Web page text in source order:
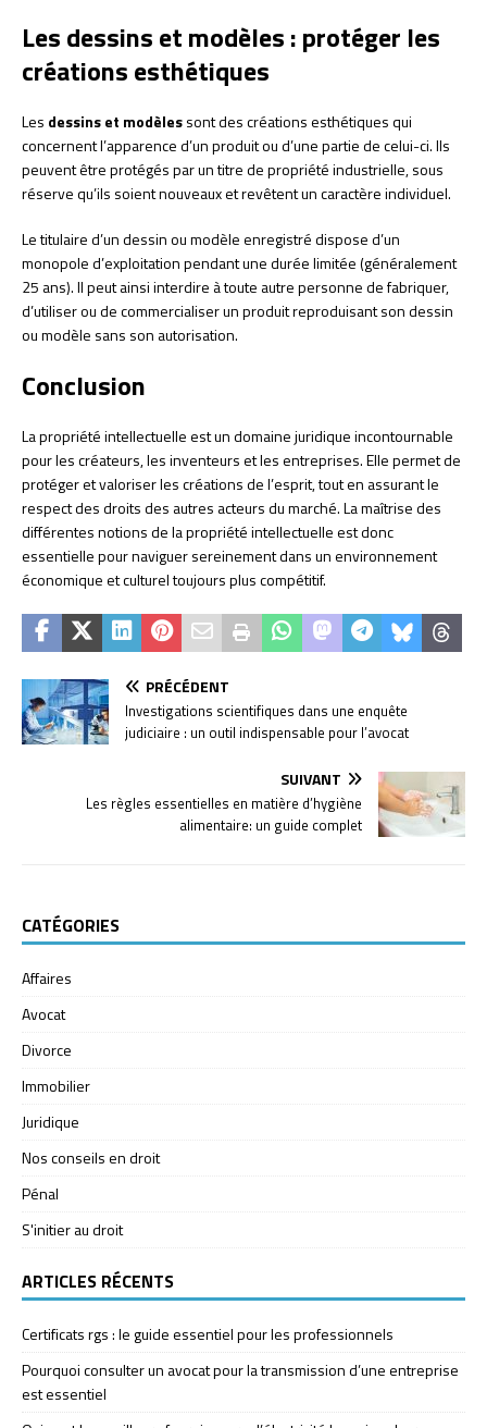
Les dessins et modèles : protéger les
créations esthétiques
Les dessins et modèlessont des créations esthétiques qui
concernent l’apparence d’un produit ou d’une partie de celui-ci. Ils
peuvent être protégés par un titre de propriété industrielle, sous
réserve qu’ils soient nouveaux et revêtent un caractère individuel.
Le titulaire d’un dessin ou modèle enregistré dispose d’un
monopole d’exploitation pendant une durée limitée (généralement
25 ans). Il peut ainsi interdire à toute autre personne de fabriquer,
d’utiliser ou de commercialiser un produit reproduisant son dessin
ou modèle sans son autorisation.
Conclusion
La propriété intellectuelle est un domaine juridique incontournable
pour les créateurs, les inventeurs et les entreprises. Elle permet de
protéger et valoriser les créations de l’esprit, tout en assurant le
respect des droits des autres acteurs du marché. La maîtrise des
différentes notions de la propriété intellectuelle est donc
essentielle pour naviguer sereinement dans un environnement
économique et culturel toujours plus compétitif.
PRÉCÉDENT
Investigations scientifiques dans une enquête
judiciaire : un outil indispensable pour l’avocat
SUIVANT
Les règles essentielles en matière d’hygiène
alimentaire: un guide complet
CATÉGORIES
Affaires
Avocat
Divorce
Immobilier
Juridique
Nos conseils en droit
Pénal
S'initier au droit
ARTICLES RÉCENTS
Certificats rgs : le guide essentiel pour les professionnels
Pourquoi consulter un avocat pour la transmission d’une entreprise
est essentiel